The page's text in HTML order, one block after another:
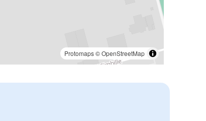
Protomaps©OpenStreetMap